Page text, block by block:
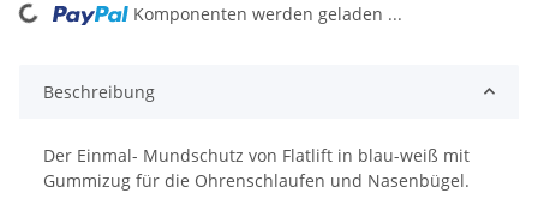
Loading... Komponenten werden geladen ...
Beschreibung
Der Einmal- Mundschutz von Flatlift in blau-weiß mit
Gummizug für die Ohrenschlaufen und Nasenbügel.